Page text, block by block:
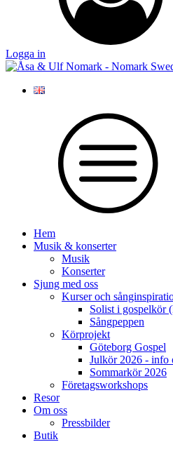
Logga in
Hem
Musik & konserter
Musik
Konserter
Sjung med oss
Kurser och
Solist i gospelkör
Sångpeppen
Körprojekt
Göteborg Gospel
Julkör 2026 - info
Sommarkör 2026
Företagsworkshops
Resor
Om oss
Pressbilder
Butik